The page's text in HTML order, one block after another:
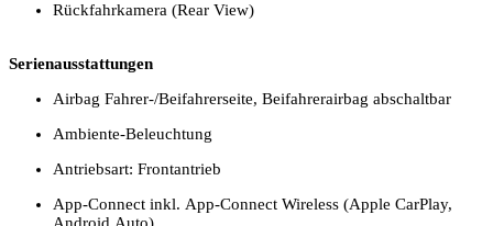
Rückfahrkamera (Rear View)
Serienausstattungen
Airbag Fahrer-/Beifahrerseite, Beifahrerairbag abschaltbar
Ambiente-Beleuchtung
Antriebsart: Frontantrieb
App-Connect inkl. App-Connect Wireless (Apple CarPlay,